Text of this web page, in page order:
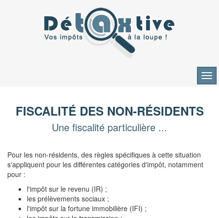
FISCALITÉ DES NON-RÉSIDENTS
Une fiscalité particulière ...
Pour les non-résidents, des règles spécifiques à cette situation
s'appliquent pour les différentes catégories d'impôt, notamment
pour :
l'impôt sur le revenu (IR) ;
les prélèvements sociaux ;
l'impôt sur la fortune immobilière (IFI) ;